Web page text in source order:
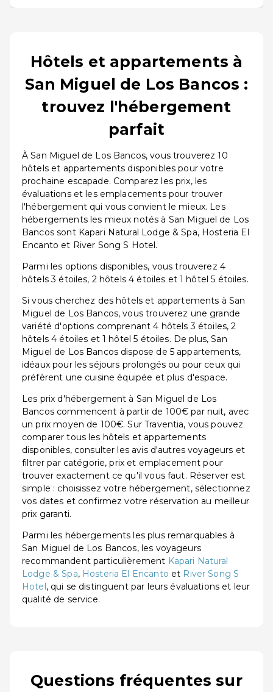
Hôtels et appartements à
San Miguel de Los Bancos :
trouvez l'hébergement
parfait
À San Miguel de Los Bancos, vous trouverez 10
hôtels et appartements disponibles pour votre
prochaine escapade. Comparez les prix, les
évaluations et les emplacements pour trouver
l'hébergement qui vous convient le mieux. Les
hébergements les mieux notés à San Miguel de Los
Bancos sont Kapari Natural Lodge & Spa, Hosteria El
Encanto et River Song S Hotel.
Parmi les options disponibles, vous trouverez 4
hôtels 3 étoiles, 2 hôtels 4 étoiles et 1 hôtel 5 étoiles.
Si vous cherchez des hôtels et appartements à San
Miguel de Los Bancos, vous trouverez une grande
variété d'options comprenant 4 hôtels 3 étoiles, 2
hôtels 4 étoiles et 1 hôtel 5 étoiles. De plus, San
Miguel de Los Bancos dispose de 5 appartements,
idéaux pour les séjours prolongés ou pour ceux qui
préfèrent une cuisine équipée et plus d'espace.
Les prix d'hébergement à San Miguel de Los
Bancos commencent à partir de 100€ par nuit, avec
un prix moyen de 100€. Sur Traventia, vous pouvez
comparer tous les hôtels et appartements
disponibles, consulter les avis d'autres voyageurs et
filtrer par catégorie, prix et emplacement pour
trouver exactement ce qu'il vous faut. Réserver est
simple : choisissez votre hébergement, sélectionnez
vos dates et confirmez votre réservation au meilleur
prix garanti.
Parmi les hébergements les plus remarquables à
San Miguel de Los Bancos, les voyageurs
recommandent particulièrement Kapari Natural
Lodge & Spa, Hosteria El Encanto et River Song S
Hotel, qui se distinguent par leurs évaluations et leur
qualité de service.
Questions fréquentes sur